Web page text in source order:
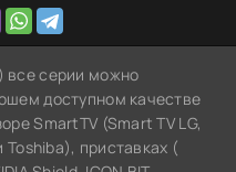
все серии можно
доступном качестве
SmartTV (Smart TV LG,
Toshiba), приставках (